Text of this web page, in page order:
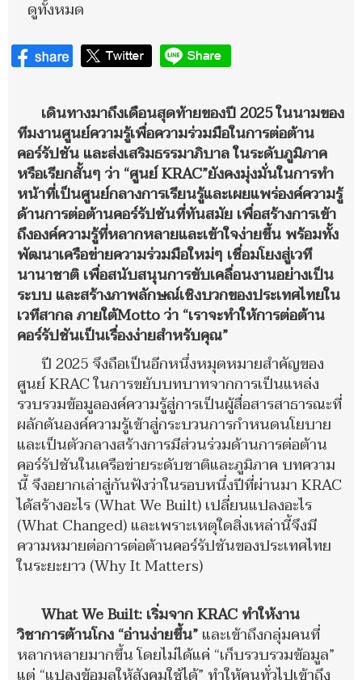
ดูทั้งหมด
เดินทางมาถึงเดือนสุดท้ายของปี 2025 ในนามของ
ทีมงานศูนย์ความรู้เพื่อความร่วมมือในการต่อต้าน
คอร์รัปชัน และส่งเสริมธรรมาภิบาล ในระดับภูมิภาค
หรือเรียกสั้นๆ ว่า “ศูนย์ KRAC”ยังคงมุ่งมั่นในการทำ
หน้าที่เป็นศูนย์กลางการเรียนรู้และเผยแพร่องค์ความรู้
ด้านการต่อต้านคอร์รัปชันที่ทันสมัย เพื่อสร้างการเข้า
ถึงองค์ความรู้ที่หลากหลายและเข้าใจง่ายขึ้น พร้อมทั้ง
พัฒนาเครือข่ายความร่วมมือใหม่ๆ เชื่อมโยงสู่เวที
นานาชาติ เพื่อสนับสนุนการขับเคลื่อนงานอย่างเป็น
ระบบ และสร้างภาพลักษณ์เชิงบวกของประเทศไทยใน
เวทีสากล ภายใต้Motto ว่า “เราจะทำให้การต่อต้าน
คอร์รัปชันเป็นเรื่องง่ายสำหรับคุณ”
ปี 2025 จึงถือเป็นอีกหนึ่งหมุดหมายสำคัญของ
ศูนย์ KRAC ในการขยับบทบาทจากการเป็นแหล่ง
รวบรวมข้อมูลองค์ความรู้สู่การเป็นผู้สื่อสารสาธารณะที่
ผลักดันองค์ความรู้เข้าสู่กระบวนการกำหนดนโยบาย
และเป็นตัวกลางสร้างการมีส่วนร่วมด้านการต่อต้าน
คอร์รัปชันในเครือข่ายระดับชาติและภูมิภาค บทความ
นี้ จึงอยากเล่าสู่กันฟังว่าในรอบหนึ่งปีที่ผ่านมา KRAC
ได้สร้างอะไร (What We Built) เปลี่ยนแปลงอะไร
(What Changed) และเพราะเหตุใดสิ่งเหล่านี้จึงมี
ความหมายต่อการต่อต้านคอร์รัปชันของประเทศไทย
ในระยะยาว (Why It Matters)
What We Built: เริ่มจาก KRAC ทำให้งาน
วิชาการต้านโกง “อ่านง่ายขึ้น”และเข้าถึงกลุ่มคนที่
หลากหลายมากขึ้น โดยไม่ได้แค่ “เก็บรวบรวมข้อมูล”